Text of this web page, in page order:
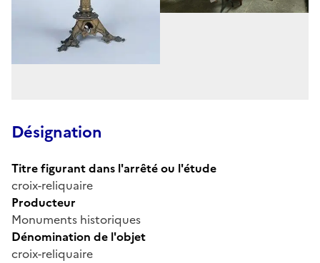
Désignation
Titre figurant dans l'arrêté ou l'étude
croix-reliquaire
Producteur
Monuments historiques
Dénomination de l'objet
croix-reliquaire